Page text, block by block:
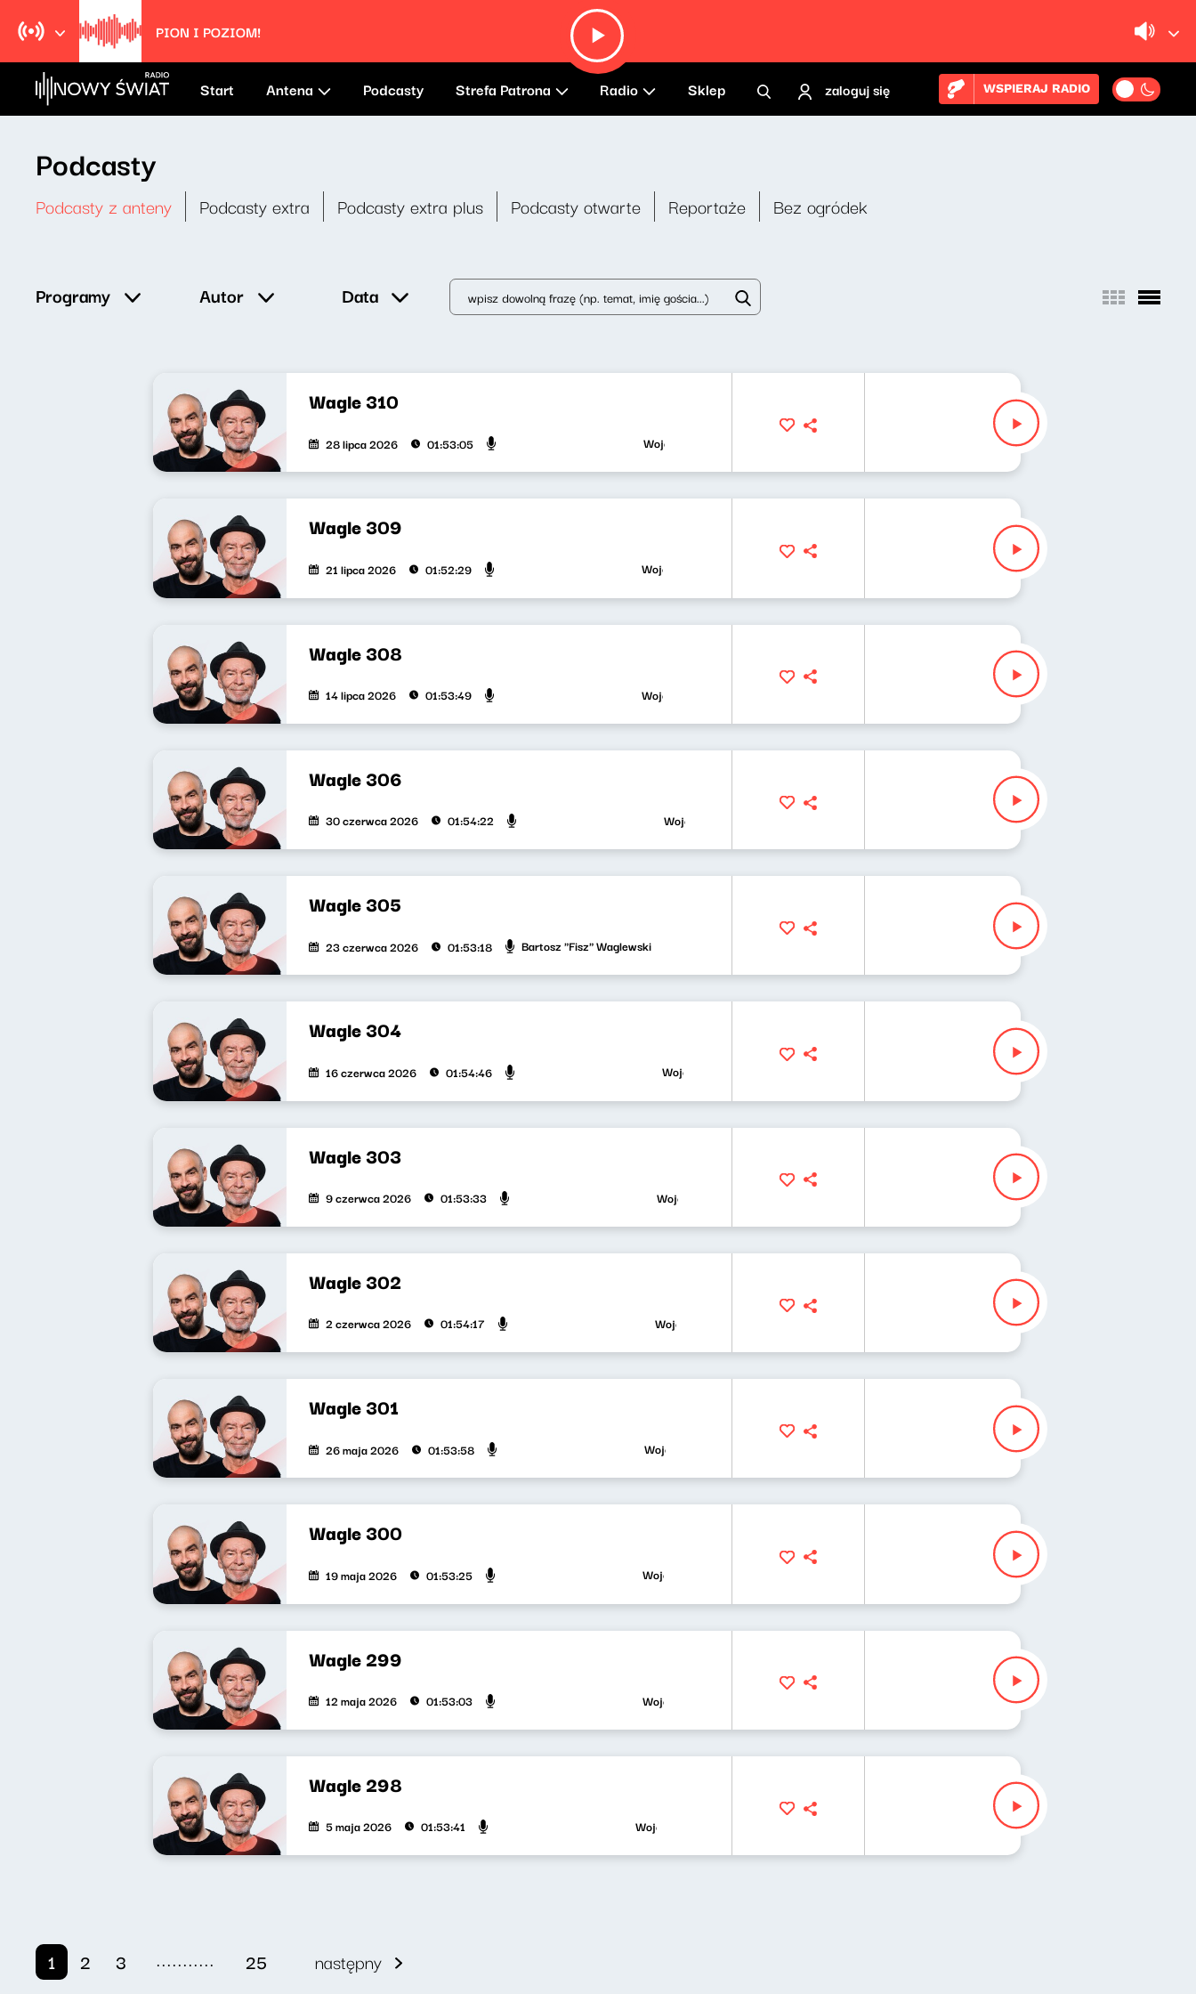
PION I POZIOM!
Start Antena Podcasty Strefa Patrona Radio Sklep zaloguj się WSPIERAJ RADIO
Podcasty
Podcasty z anteny Podcasty extra Podcasty extra plus Podcasty otwarte Reportaże Bez ogródek
Programy Autor Data
Wagle 310
28 lipca 2026 01:53:05 Wojciech Waglewski, Bartosz "Fisz" Waglewski
Wagle 309
21 lipca 2026 01:52:29 Wojciech Waglewski, Bartosz "Fisz" Waglewski
Wagle 308
14 lipca 2026 01:53:49 Wojciech Waglewski, Bartosz "Fisz" Waglewski
Wagle 306
30 czerwca 2026 01:54:22 Wojciech Waglewski, Bartosz "Fisz" Waglewski
Wagle 305
23 czerwca 2026 01:53:18 Bartosz "Fisz" Waglewski
Wagle 304
16 czerwca 2026 01:54:46 Wojciech Waglewski, Bartosz "Fisz" Waglewski
Wagle 303
9 czerwca 2026 01:53:33 Wojciech Waglewski, Bartosz "Fisz" Waglewski
Wagle 302
2 czerwca 2026 01:54:17 Wojciech Waglewski, Bartosz "Fisz" Waglewski
Wagle 301
26 maja 2026 01:53:58 Wojciech Waglewski, Bartosz "Fisz" Waglewski
Wagle 300
19 maja 2026 01:53:25 Wojciech Waglewski, Bartosz "Fisz" Waglewski
Wagle 299
12 maja 2026 01:53:03 Wojciech Waglewski, Bartosz "Fisz" Waglewski
Wagle 298
5 maja 2026 01:53:41 Wojciech Waglewski, Bartosz "Fisz" Waglewski
1 2 3 ........... 25 następny